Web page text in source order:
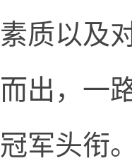
素质以及
而出，一
冠军头衔